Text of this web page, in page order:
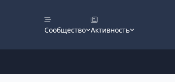
Сообщество Активность